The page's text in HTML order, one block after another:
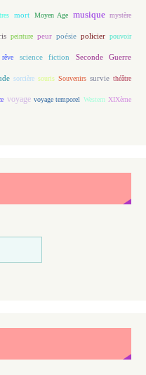
mort Moyen Age musique mystère
peinture peur poésie policier pouvoir
rêve science fiction Seconde Guerre
sorcière souris Souvenirs survie théâtre
voyage voyage temporel Western XIXème